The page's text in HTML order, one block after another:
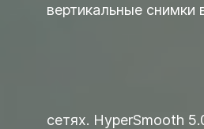
вертикальные снимки
сетях. HyperSmooth